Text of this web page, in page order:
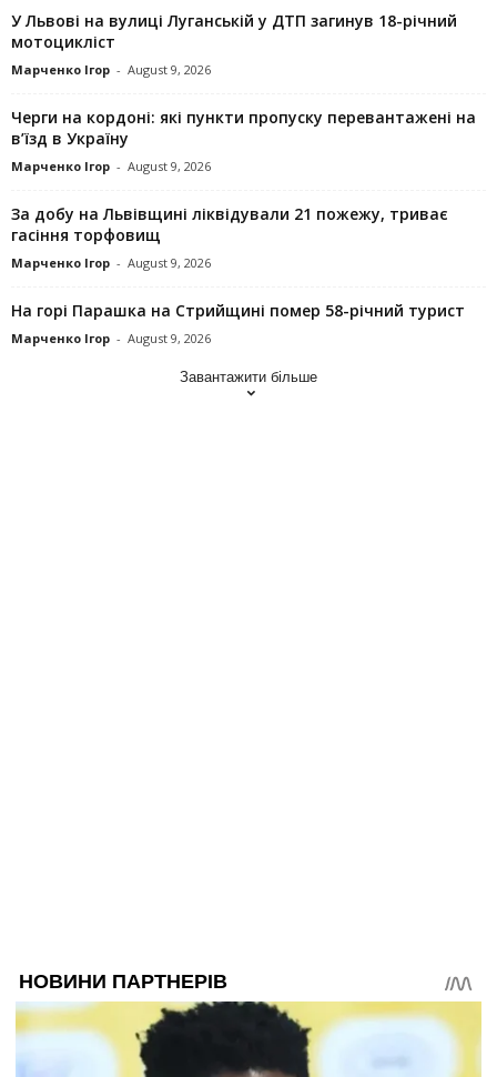
У Львові на вулиці Луганській у ДТП загинув 18-річний
мотоцикліст
Марченко Ігор - August 9, 2026
Черги на кордоні: які пункти пропуску перевантажені на
в’їзд в Україну
Марченко Ігор - August 9, 2026
За добу на Львівщині ліквідували 21 пожежу, триває
гасіння торфовищ
Марченко Ігор - August 9, 2026
На горі Парашка на Стрийщині помер 58-річний турист
Марченко Ігор - August 9, 2026
Завантажити більше